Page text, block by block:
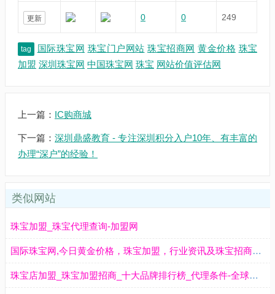
更新 0 0 249
tag 国际珠宝网 珠宝门户网站 珠宝招商网 黄金价格 珠宝
加盟 深圳珠宝网 中国珠宝网 珠宝 网站价值评估网
上一篇： IC购商城
下一篇：深圳鼎盛教育 - 专注深圳积分入户10年、有丰富的
办理“深户”的经验！
类似网站
珠宝加盟_珠宝代理查询-加盟网
国际珠宝网,今日黄金价格，珠宝加盟，行业资讯及珠宝招商交流的珠宝门户网站。
珠宝店加盟_珠宝加盟招商_十大品牌排行榜_代理条件-全球加盟网